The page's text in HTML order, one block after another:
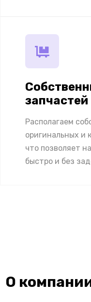
запчастей
Располагаем
оригинальных и
что позволяет
быстро и без
О